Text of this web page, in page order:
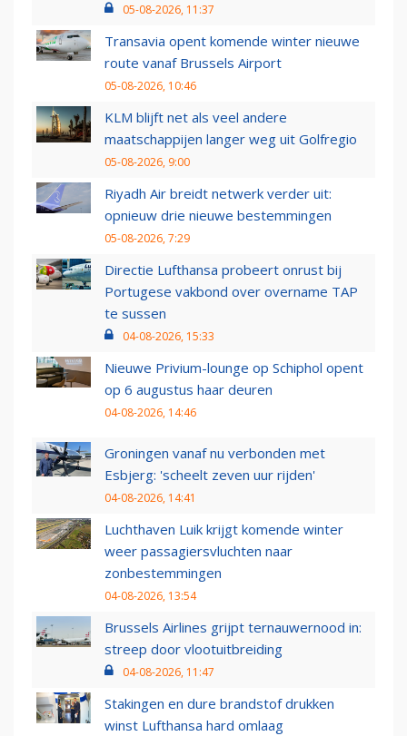
05-08-2026, 11:37
Transavia opent komende winter nieuwe
route vanaf Brussels Airport
05-08-2026, 10:46
KLM blijft net als veel andere
maatschappijen langer weg uit Golfregio
05-08-2026, 9:00
Riyadh Air breidt netwerk verder uit:
opnieuw drie nieuwe bestemmingen
05-08-2026, 7:29
Directie Lufthansa probeert onrust bij
Portugese vakbond over overname TAP
te sussen
04-08-2026, 15:33
Nieuwe Privium-lounge op Schiphol opent
op 6 augustus haar deuren
04-08-2026, 14:46
Groningen vanaf nu verbonden met
Esbjerg: 'scheelt zeven uur rijden'
04-08-2026, 14:41
Luchthaven Luik krijgt komende winter
weer passagiersvluchten naar
zonbestemmingen
04-08-2026, 13:54
Brussels Airlines grijpt ternauwernood in:
streep door vlootuitbreiding
04-08-2026, 11:47
Stakingen en dure brandstof drukken
winst Lufthansa hard omlaag